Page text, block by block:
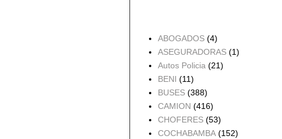
ABOGADOS (4)
ASEGURADORAS (1)
Autos Policia (21)
BENI (11)
BUSES (388)
CAMION (416)
CHOFERES (53)
COCHABAMBA (152)